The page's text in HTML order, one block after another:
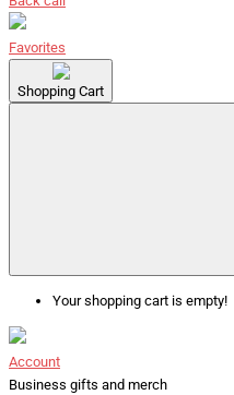
Favorites
Shopping Cart
Your shopping cart is empty!
Account
Business gifts and merch